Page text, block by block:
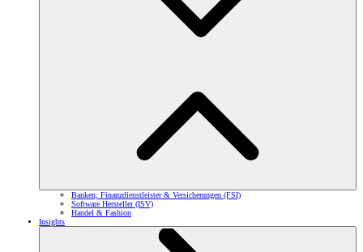
Banken, Finanzdienstleister & Versicherungen (FSI)
Software Hersteller (ISV)
Handel & Fashion
Insights